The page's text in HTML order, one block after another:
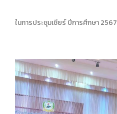
ในการประชุมเชียร์ ปีการศึกษา 2567